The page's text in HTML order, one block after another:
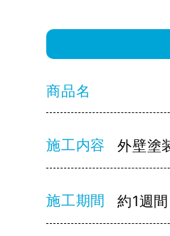
商品名
施工内容 外壁塗
施工期間 約1週間